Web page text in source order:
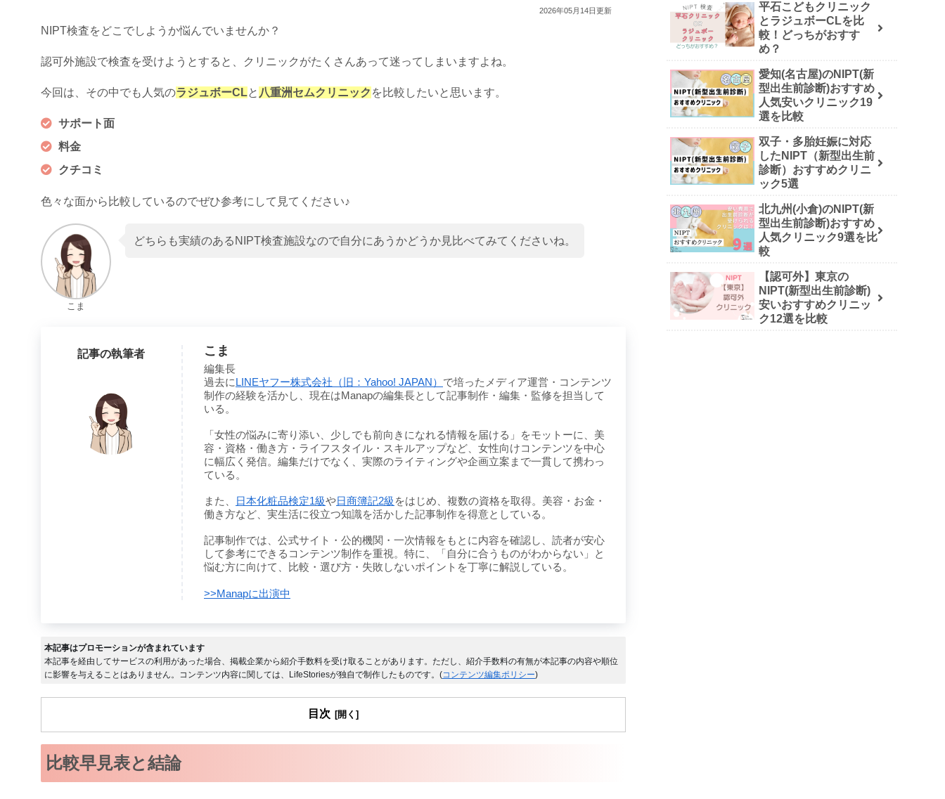
2026年05月14日更新
NIPT検査をどこでしようか悩んでいませんか？
認可外施設で検査を受けようとすると、クリニックがたくさんあって迷ってしまいますよね。
今回は、その中でも人気のラジュボーCLと 八重洲セムクリニック を比較したいと思います。
サポート面
料金
クチコミ
色々な面から比較しているのでぜひ参考にして見てください♪
こま
どちらも実績のあるNIPT検査施設なので自分にあうかどうか見比べてみてくださいね。
記事の執筆者 こま
編集長
過去にLINEヤフー株式会社（旧：Yahoo! JAPAN） で培ったメディア運営・コンテンツ
制作の経験を活かし、現在はManapの編集長として記事制作・編集・監修を担当して
いる。
「女性の悩みに寄り添い、少しでも前向きになれる情報を届ける」をモットーに、美
容・資格・働き方・ライフスタイル・スキルアップなど、女性向けコンテンツを中心
に幅広く発信。編集だけでなく、実際のライティングや企画立案まで一貫して携わっ
ている。
また、 日本化粧品検定1級や日商簿記2級 をはじめ、複数の資格を取得。美容・お金・
働き方など、実生活に役立つ知識を活かした記事制作を得意としている。
記事制作では、公式サイト・公的機関・一次情報をもとに内容を確認し、読者が安心
して参考にできるコンテンツ制作を重視。特に、「自分に合うものがわからない」と
悩む方に向けて、比較・選び方・失敗しないポイントを丁寧に解説している。
>>Manapに出演中
本記事はプロモーションが含まれています
本記事を経由してサービスの利用があった場合、掲載企業から紹介手数料を受け取ることがあります。ただし、紹介手数料の有無が本記事の内容や順位
に影響を与えることはありません。コンテンツ内容に関しては、LifeStoriesが独自で制作したものです。(コンテンツ編集ポリシー)
目次
比較早見表と結論
平石こどもクリニック
とラジュボーCLを比
較！どっちがおすす
め？
愛知(名古屋)のNIPT(新
型出生前診断)おすすめ
人気安いクリニック19
選を比較
双子・多胎妊娠に対応
したNIPT（新型出生前
診断）おすすめクリニ
ック5選
北九州(小倉)のNIPT(新
型出生前診断)おすすめ
人気クリニック9選を比
較
【認可外】東京の
NIPT(新型出生前診断)
安いおすすめクリニッ
ク12選を比較